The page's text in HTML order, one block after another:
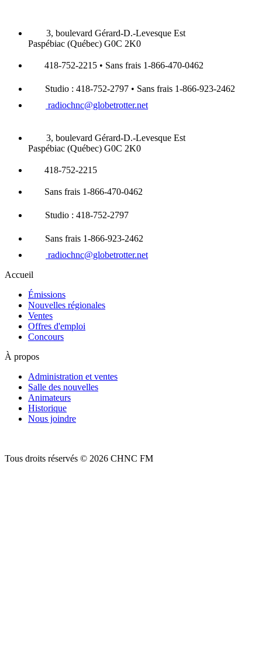
3, boulevard Gérard-D.-Levesque Est
Paspébiac (Québec) G0C 2K0
418-752-2215 • Sans frais 1-866-470-0462
Studio : 418-752-2797 • Sans frais 1-866-923-2462
radiochnc@globetrotter.net
3, boulevard Gérard-D.-Levesque Est
Paspébiac (Québec) G0C 2K0
418-752-2215
Sans frais 1-866-470-0462
Studio : 418-752-2797
Sans frais 1-866-923-2462
radiochnc@globetrotter.net
Accueil
Émissions
Nouvelles régionales
Ventes
Offres d'emploi
Concours
À propos
Administration et ventes
Salle des nouvelles
Animateurs
Historique
Nous joindre
Tous droits réservés © 2026 CHNC FM